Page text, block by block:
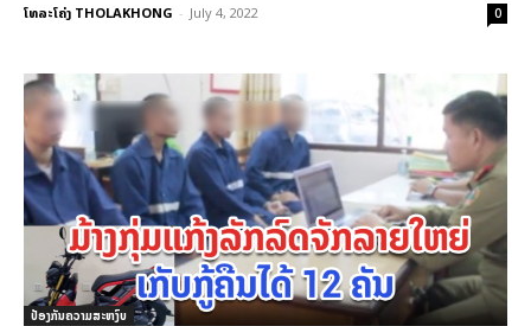
ໂທລະໂຄ່ງ THOLAKHONG - July 4, 2022 0
ປ້ອງກັນຄວາມສະຫງົບ